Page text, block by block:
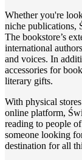
Whether you're
niche publications,
The bookstore’s
international
and voices. In
accessories for
literary gifts.
With physical
online platform,
reading to people
someone looking
destination for all